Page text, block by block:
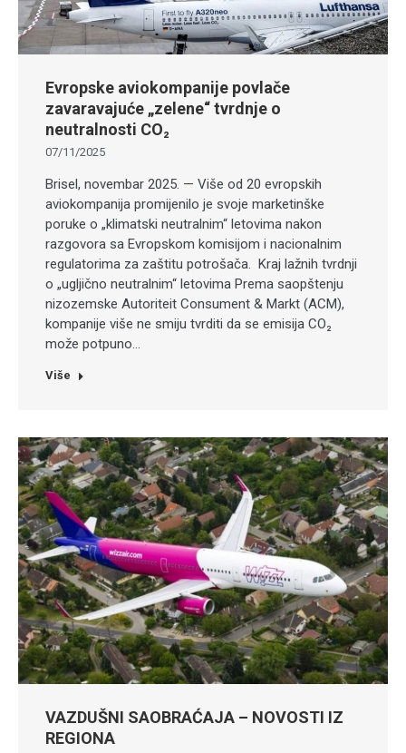
Evropske aviokompanije povlače
zavaravajuće „zelene“ tvrdnje o
neutralnosti CO₂
07/11/2025
Brisel, novembar 2025. — Više od 20 evropskih
aviokompanija promijenilo je svoje marketinške
poruke o „klimatski neutralnim“ letovima nakon
razgovora sa Evropskom komisijom i nacionalnim
regulatorima za zaštitu potrošača. Kraj lažnih tvrdnji
o „ugljično neutralnim“ letovima Prema saopštenju
nizozemske Autoriteit Consument & Markt (ACM),
kompanije više ne smiju tvrditi da se emisija CO₂
može potpuno…
Više
VAZDUŠNI SAOBRAĆAJA – NOVOSTI IZ
REGIONA